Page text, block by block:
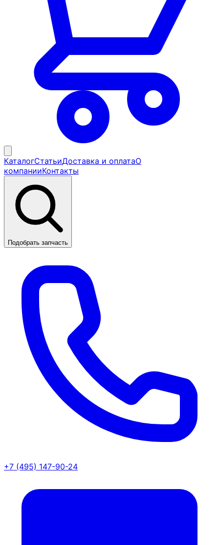
КаталогСтатьиДоставка и оплатаО
компанииКонтакты
Подобрать запчасть
+7 (495) 147-90-24